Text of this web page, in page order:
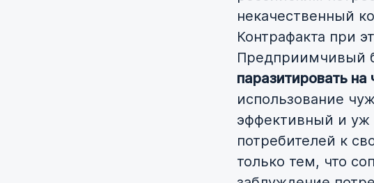
некачественный
Контрафакта при
Предприимчивый
паразитировать
использование
эффективный и уж
потребителей к
только тем, что